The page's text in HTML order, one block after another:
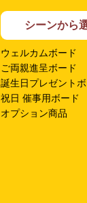
シーンから
ウェルカムボード
ご両親進呈ボード
誕生日プレゼント
祝日 催事用ボード
オプション商品